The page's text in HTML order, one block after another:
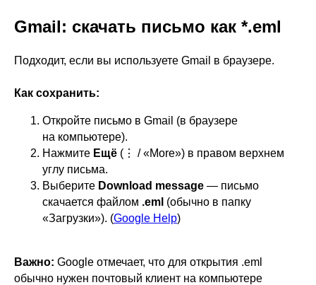
Gmail: скачать письмо как *.eml
Подходит, если вы используете Gmail в браузере.
Как сохранить:
Откройте письмо в Gmail (в браузере
на компьютере).
Нажмите Ещё (⋮ / «More») в правом верхнем
углу письма.
Выберите Download message — письмо
скачается файлом .eml (обычно в папку
«Загрузки»). (Google Help)
Важно: Google отмечает, что для открытия .eml
обычно нужен почтовый клиент на компьютере